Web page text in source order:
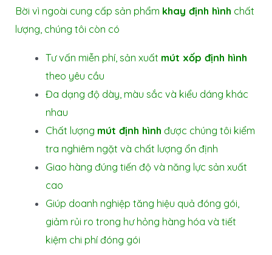
Bời vì ngoài cung cấp sản phẩm khay định hình chất
lượng, chúng tôi còn có
Tư vấn miễn phí, sản xuất mút xốp định hình
theo yêu cầu
Đa dạng độ dày, màu sắc và kiểu dáng khác
nhau
Chất lượng mút định hình được chúng tôi kiểm
tra nghiêm ngặt và chất lượng ổn định
Giao hàng đúng tiến độ và năng lực sản xuất
cao
Giúp doanh nghiệp tăng hiệu quả đóng gói,
giảm rủi ro trong hư hỏng hàng hóa và tiết
kiệm chi phí đóng gói